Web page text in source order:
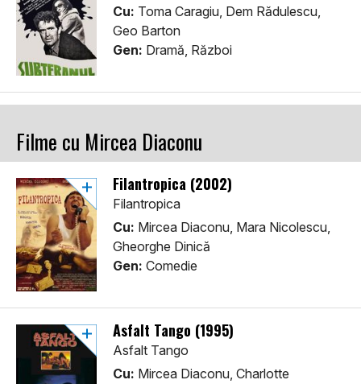
Cu: Toma Caragiu, Dem Rădulescu,
Geo Barton
Gen: Dramă, Război
Filme cu Mircea Diaconu
Filantropica (2002)
Filantropica
Cu: Mircea Diaconu, Mara Nicolescu,
Gheorghe Dinică
Gen: Comedie
Asfalt Tango (1995)
Asfalt Tango
Cu: Mircea Diaconu, Charlotte